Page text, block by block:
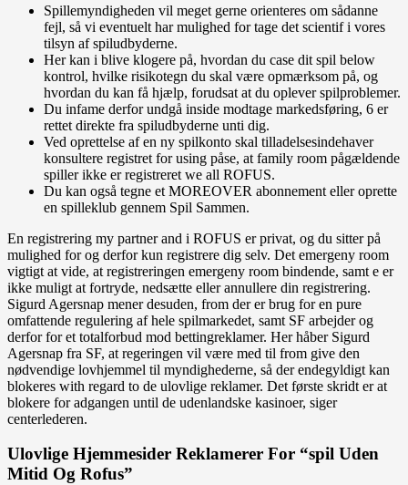
Spillemyndigheden vil meget gerne orienteres om sådanne
fejl, så vi eventuelt har mulighed for tage det scientif i vores
tilsyn af spiludbyderne.
Her kan i blive klogere på, hvordan du case dit spil below
kontrol, hvilke risikotegn du skal være opmærksom på, og
hvordan du kan få hjælp, forudsat at du oplever spilproblemer.
Du infame derfor undgå inside modtage markedsføring, 6 er
rettet direkte fra spiludbyderne unti dig.
Ved oprettelse af en ny spilkonto skal tilladelsesindehaver
konsultere registret for using påse, at family room pågældende
spiller ikke er registreret we all ROFUS.
Du kan også tegne et MOREOVER abonnement eller oprette
en spilleklub gennem Spil Sammen.
En registrering my partner and i ROFUS er privat, og du sitter på
mulighed for og derfor kun registrere dig selv. Det emergeny room
vigtigt at vide, at registreringen emergeny room bindende, samt e er
ikke muligt at fortryde, nedsætte eller annullere din registrering.
Sigurd Agersnap mener desuden, from der er brug for en pure
omfattende regulering af hele spilmarkedet, samt SF arbejder og
derfor for et totalforbud mod bettingreklamer. Her håber Sigurd
Agersnap fra SF, at regeringen vil være med til from give den
nødvendige lovhjemmel til myndighederne, så der endegyldigt kan
blokeres with regard to de ulovlige reklamer. Det første skridt er at
blokere for adgangen until de udenlandske kasinoer, siger
centerlederen.
Ulovlige Hjemmesider Reklamerer For “spil Uden
Mitid Og Rofus”